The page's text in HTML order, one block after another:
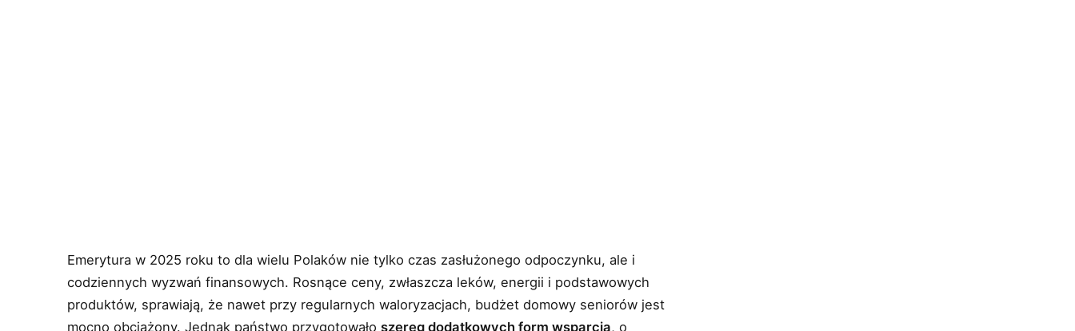
Emerytura w 2025 roku to dla wielu Polaków nie tylko czas zasłużonego odpoczynku, ale i
codziennych wyzwań finansowych. Rosnące ceny, zwłaszcza leków, energii i podstawowych
produktów, sprawiają, że nawet przy regularnych waloryzacjach, budżet domowy seniorów jest
mocno obciążony. Jednak państwo przygotowałoszereg dodatkowych form wsparcia, o